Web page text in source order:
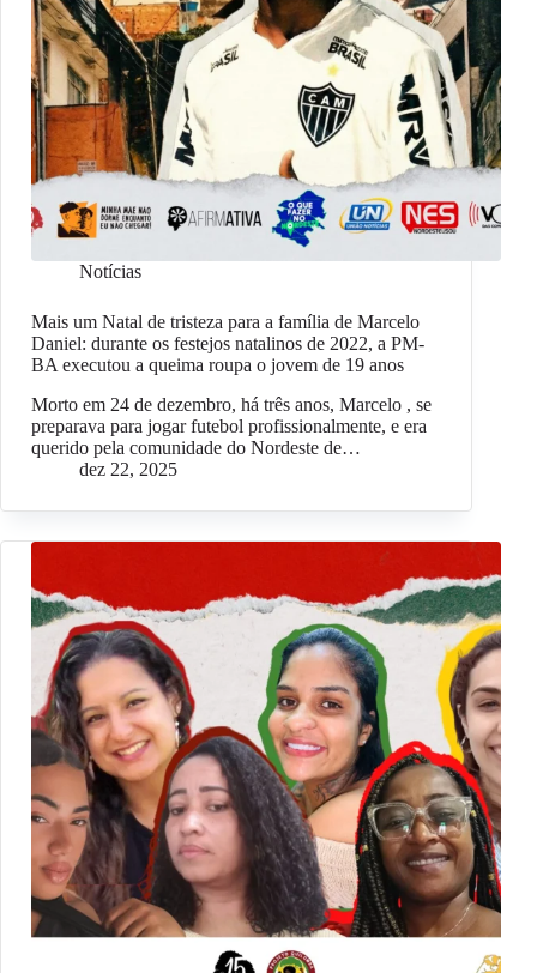
Notícias
Mais um Natal de tristeza para a família de Marcelo
Daniel: durante os festejos natalinos de 2022, a PM-
BA executou a queima roupa o jovem de 19 anos
Morto em 24 de dezembro, há três anos, Marcelo , se
preparava para jogar futebol profissionalmente, e era
querido pela comunidade do Nordeste de…
dez 22, 2025